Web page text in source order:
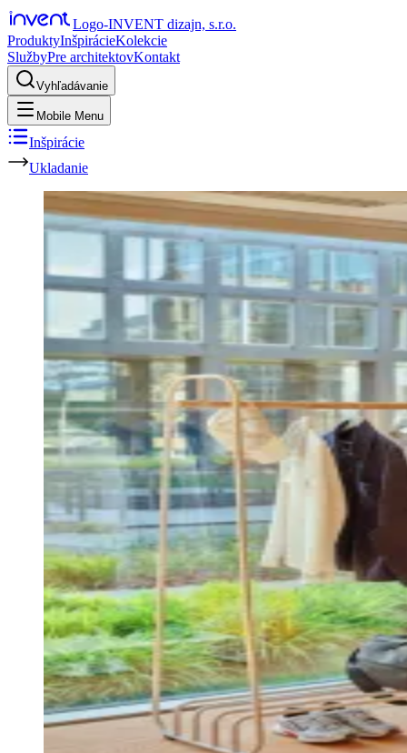
Logo-INVENT dizajn, s.r.o.
ProduktyInšpirácieKolekcie
SlužbyPre architektovKontakt
Vyhľadávanie
Mobile Menu
Inšpirácie
Ukladanie